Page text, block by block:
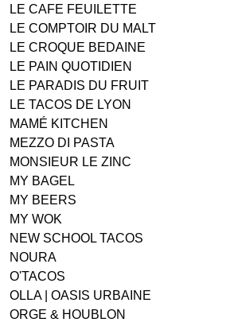
LE CAFE FEUILETTE
LE COMPTOIR DU MALT
LE CROQUE BEDAINE
LE PAIN QUOTIDIEN
LE PARADIS DU FRUIT
LE TACOS DE LYON
MAMÉ KITCHEN
MEZZO DI PASTA
MONSIEUR LE ZINC
MY BAGEL
MY BEERS
MY WOK
NEW SCHOOL TACOS
NOURA
O'TACOS
OLLA | OASIS URBAINE
ORGE & HOUBLON